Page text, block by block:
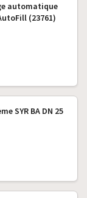
automatique
(23761)
SYR BA DN 25